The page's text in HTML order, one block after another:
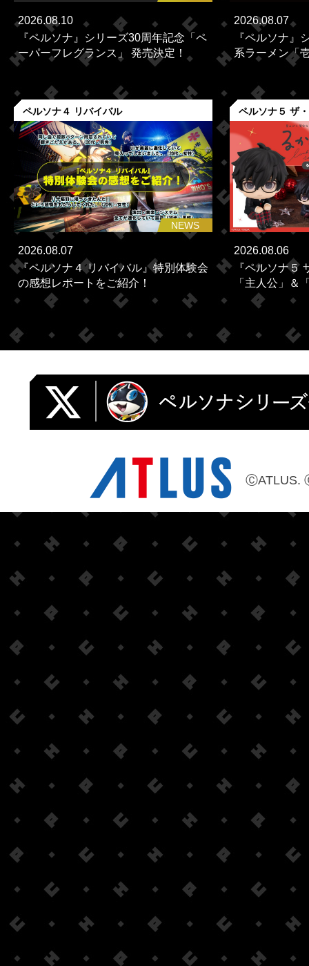
2026.08.10
『ペルソナ』シリーズ30周年記念「ペ
ーパーフレグランス」 発売決定！
2026.08.07
『ペルソナ』
系ラーメン「
ペルソナ４ リバイバル
NEWS
2026.08.07
『ペルソナ４ リバイバル』特別体験会
の感想レポートをご紹介！
ペルソナ５ ザ
2026.08.06
『ペルソナ５
「主人公」＆
ⒸATLUS.